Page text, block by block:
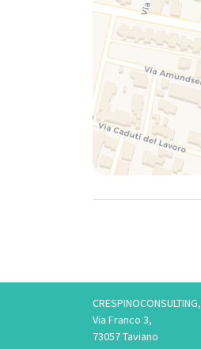
CRESPINOCONSULTING,
Via Franco 3,
73057 Taviano